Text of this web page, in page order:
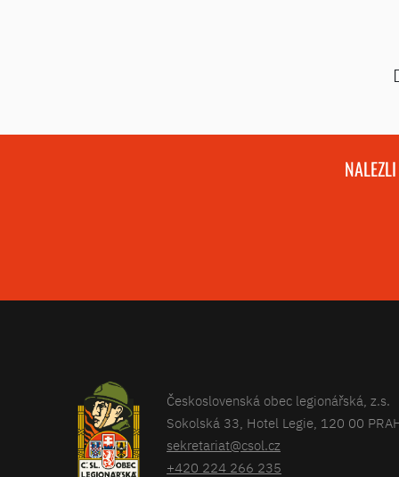
Československá obec legionářská, z.s.
Sokolská 33, Hotel Legie, 120 00
sekretariat@csol.cz
+420 224 266 235